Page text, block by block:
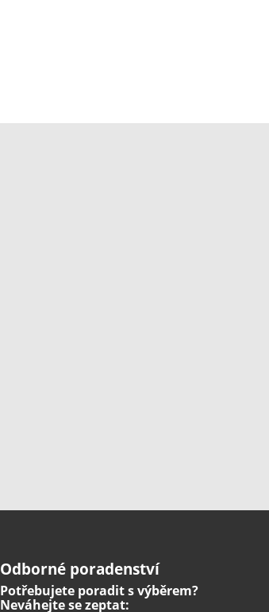
Odborné poradenství
Potřebujete poradit s výběrem?
Neváhejte se zeptat: